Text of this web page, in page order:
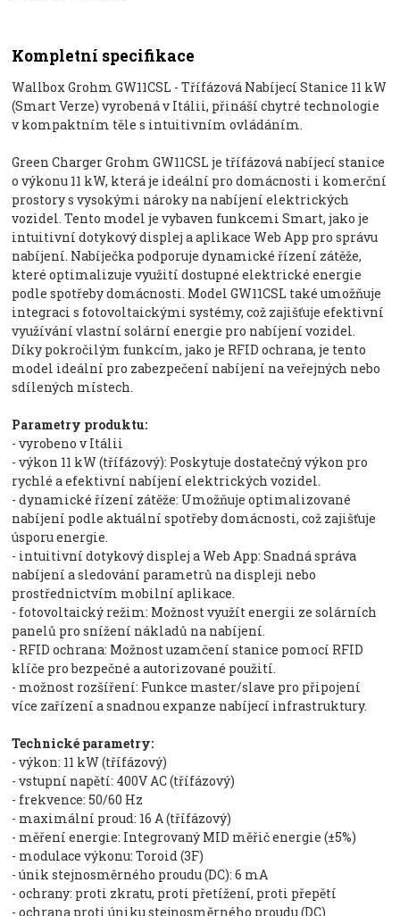
Kompletní specifikace
Wallbox Grohm GW11CSL - Třífázová Nabíjecí Stanice 11 kW
(Smart Verze) vyrobená v Itálii, přináší chytré technologie
v kompaktním těle s intuitivním ovládáním.
Green Charger Grohm GW11CSL je třífázová nabíjecí stanice
o výkonu 11 kW, která je ideální pro domácnosti i komerční
prostory s vysokými nároky na nabíjení elektrických
vozidel. Tento model je vybaven funkcemi Smart, jako je
intuitivní dotykový displej a aplikace Web App pro správu
nabíjení. Nabíječka podporuje dynamické řízení zátěže,
které optimalizuje využití dostupné elektrické energie
podle spotřeby domácnosti. Model GW11CSL také umožňuje
integraci s fotovoltaickými systémy, což zajišťuje efektivní
využívání vlastní solární energie pro nabíjení vozidel.
Díky pokročilým funkcím, jako je RFID ochrana, je tento
model ideální pro zabezpečení nabíjení na veřejných nebo
sdílených místech.
Parametry produktu:
- vyrobeno v Itálii
- výkon 11 kW (třífázový): Poskytuje dostatečný výkon pro
rychlé a efektivní nabíjení elektrických vozidel.
- dynamické řízení zátěže: Umožňuje optimalizované
nabíjení podle aktuální spotřeby domácnosti, což zajišťuje
úsporu energie.
- intuitivní dotykový displej a Web App: Snadná správa
nabíjení a sledování parametrů na displeji nebo
prostřednictvím mobilní aplikace.
- fotovoltaický režim: Možnost využít energii ze solárních
panelů pro snížení nákladů na nabíjení.
- RFID ochrana: Možnost uzamčení stanice pomocí RFID
klíče pro bezpečné a autorizované použití.
- možnost rozšíření: Funkce master/slave pro připojení
více zařízení a snadnou expanze nabíjecí infrastruktury.
Technické parametry:
- výkon: 11 kW (třífázový)
- vstupní napětí: 400V AC (třífázový)
- frekvence: 50/60 Hz
- maximální proud: 16 A (třífázový)
- měření energie: Integrovaný MID měřič energie (±5%)
- modulace výkonu: Toroid (3F)
- únik stejnosměrného proudu (DC): 6 mA
- ochrany: proti zkratu, proti přetížení, proti přepětí
- ochrana proti úniku stejnosměrného proudu (DC)